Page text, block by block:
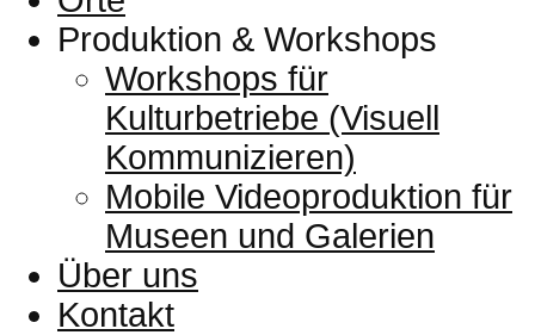
Produktion & Workshops
Workshops für
Kulturbetriebe (Visuell
Kommunizieren)
Mobile Videoproduktion für
Museen und Galerien
Über uns
Kontakt